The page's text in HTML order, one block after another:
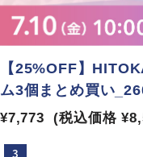
【25%OFF】
ム3個まとめ買い
¥7,773 (税込価格
3